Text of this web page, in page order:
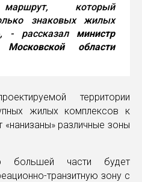
который
знаковых жилых
- рассказал министр
Московской области
территории
жилых комплексов к
«нанизаны» различные зоны
большей части будет
транзитную зону с